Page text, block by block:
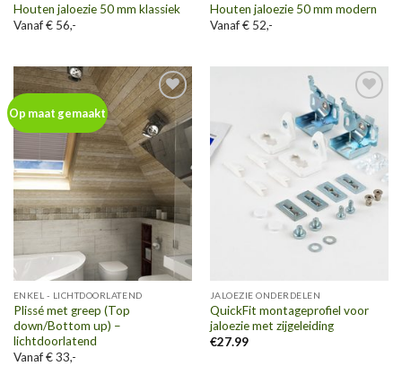
Houten jaloezie 50 mm klassiek
Vanaf € 56,-
Houten jaloezie 50 mm modern
Vanaf € 52,-
Op maat gemaakt
Toevoegen
aan
wenslijst
ENKEL - LICHTDOORLATEND
Plissé met greep (Top
down/Bottom up) –
lichtdoorlatend
Vanaf € 33,-
Toevoegen
aan
wenslijst
JALOEZIE ONDERDELEN
QuickFit montageprofiel voor
jaloezie met zijgeleiding
€27.99